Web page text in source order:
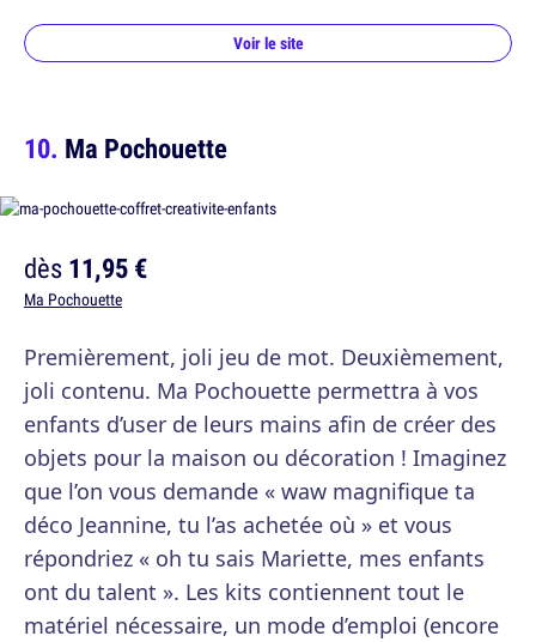
Voir le site
Ma Pochouette
dès11,95 €
Ma Pochouette
Premièrement, joli jeu de mot. Deuxièmement,
joli contenu. Ma Pochouette permettra à vos
enfants d’user de leurs mains afin de créer des
objets pour la maison ou décoration ! Imaginez
que l’on vous demande « waw magnifique ta
déco Jeannine, tu l’as achetée où » et vous
répondriez « oh tu sais Mariette, mes enfants
ont du talent ». Les kits contiennent tout le
matériel nécessaire, un mode d’emploi (encore